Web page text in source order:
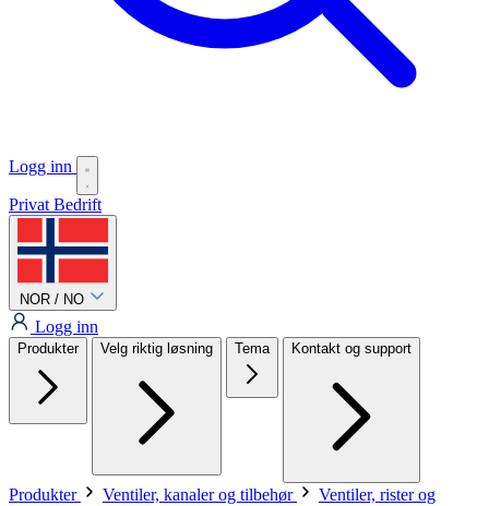
Logg inn
Privat Bedrift
NOR / NO
Logg inn
Produkter Velg riktig løsning Tema Kontakt og support
Produkter Ventiler, kanaler og tilbehør
Ventiler, rister og